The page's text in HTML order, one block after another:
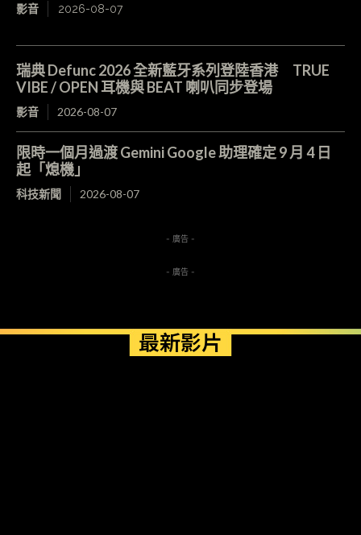
影音 2026-08-07
瑞典 Defunc 2026 全新藍牙系列登陸香港 TRUE
VIBE / OPEN 耳機與 BEAT 喇叭同步登場
影音 2026-08-07
限時一個月過渡 Gemini Google 助理確定 9 月 4 日
起「熄機」
科技新聞 2026-08-07
- 廣告 -
- 廣告 -
最新影片